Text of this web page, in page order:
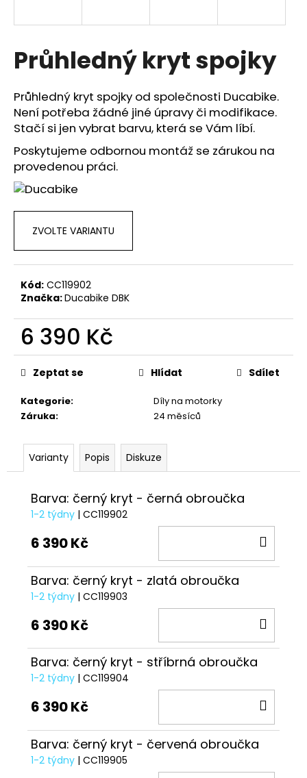
Průhledný kryt spojky
Průhledný kryt spojky od společnosti Ducabike.
Není potřeba žádné jiné úpravy či modifikace.
Stačí si jen vybrat barvu, která se Vám líbí.
Poskytujeme odbornou montáž se zárukou na
provedenou práci.
ZVOLTE VARIANTU
Kód: CC119902
Značka:Ducabike DBK
6 390 Kč
Měrná
cena:
Kategorie:
Díly na motorky
Záruka: 24 měsíců
Zeptat se Hlídat Sdílet
Varianty Popis Diskuze
Barva: černý kryt - černá obroučka
1-2 týdny | CC119902
6 390 Kč
Barva: černý kryt - zlatá obroučka
1-2 týdny | CC119903
6 390 Kč
Barva: černý kryt - stříbrná obroučka
1-2 týdny | CC119904
6 390 Kč
Barva: černý kryt - červená obroučka
1-2 týdny | CC119905
í
t
?
HLEDAT
p
o
u
u
e
m
TRIČKO
CORSE
SPORT
ČERVENÉ
286